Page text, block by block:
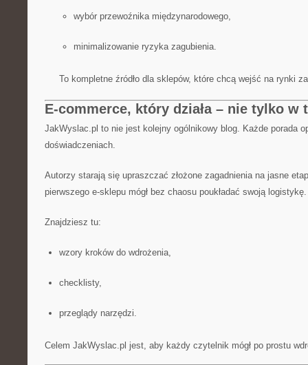
wybór przewoźnika międzynarodowego,
minimalizowanie ryzyka zagubienia.
To kompletne źródło dla sklepów, które chcą wejść na rynki
E-commerce, który działa – nie tylko w
JakWyslac.pl to nie jest kolejny ogólnikowy blog. Każde porada
doświadczeniach.
Autorzy starają się upraszczać złożone zagadnienia na jasne
pierwszego e-sklepu mógł bez chaosu poukładać swoją logistykę.
Znajdziesz tu:
wzory kroków do wdrożenia,
checklisty,
przeglądy narzędzi.
Celem JakWyslac.pl jest, aby każdy czytelnik mógł po prostu